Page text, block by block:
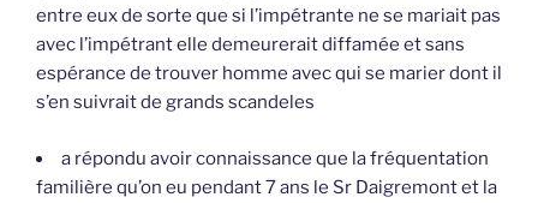
entre eux de sorte que si l’impétrante ne se mariait pas
avec l’impétrant elle demeurerait diffamée et sans
espérance de trouver homme avec qui se marier dont il
s’en suivrait de grands scandeles
a répondu avoir connaissance que la fréquentation
familière qu’on eu pendant 7 ans le Sr Daigremont et la